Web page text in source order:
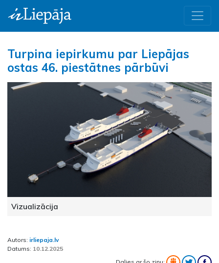
Turpina iepirkumu par Liepājas
ostas 46. piestātnes pārbūvi
Vizualizācija
Autors: irliepaja.lv
Datums: 10.12.2025
Dalies ar šo ziņu: